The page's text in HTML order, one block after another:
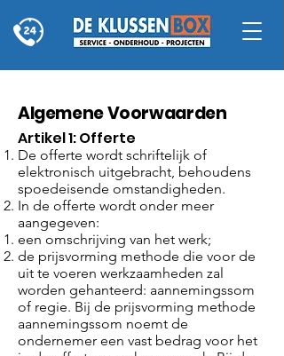
Algemene Voorwaarden
Artikel 1: Offerte
De offerte wordt schriftelijk of
elektronisch uitgebracht, behoudens
spoedeisende omstandigheden.
In de offerte wordt onder meer
aangegeven:
een omschrijving van het werk;
de prijsvorming methode die voor de
uit te voeren werkzaamheden zal
worden gehanteerd: aannemingssom
of regie. Bij de prijsvorming methode
aannemingssom noemt de
ondernemer een vast bedrag voor het